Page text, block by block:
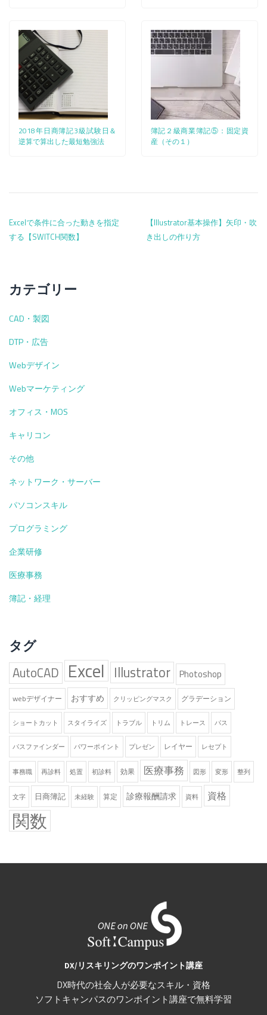
2018年日商簿記3級試験日＆
逆算で算出した最短勉強法
簿記２級商業簿記⑤：固定資
産（その１）
Excelで条件に合った動きを指定
する【SWITCH関数】
【Illustrator基本操作】矢印・吹
き出しの作り方
カテゴリー
CAD・製図
DTP・広告
Webデザイン
Webマーケティング
オフィス・MOS
キャリコン
その他
ネットワーク・サーバー
パソコンスキル
プログラミング
企業研修
医療事務
簿記・経理
タグ
AutoCAD Excel Illustrator Photoshop
webデザイナー おすすめ クリッピングマスク グラデーション
ショートカット スタイライズ トラブル トリム トレース パス
パスファインダー パワーポイント プレゼン レイヤー レセプト
事務職 再診料 処置 初診料 効果 医療事務 図形 変形 整列
文字 日商簿記 未経験 算定 診療報酬請求 資料 資格
関数
DX/リスキリングのワンポイント講座
DX時代の社会人が必要なスキル・資格
ソフトキャンパスのワンポイント講座で無料学習